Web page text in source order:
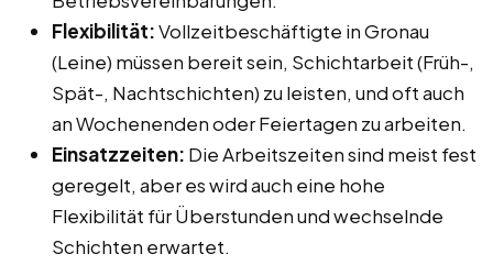
Flexibilität:Vollzeitbeschäftigte in Gronau
(Leine) müssen bereit sein, Schichtarbeit (Früh-,
Spät-, Nachtschichten) zu leisten, und oft auch
an Wochenenden oder Feiertagen zu arbeiten.
Einsatzzeiten: Die Arbeitszeiten sind meist fest
geregelt, aber es wird auch eine hohe
Flexibilität für Überstunden und wechselnde
Schichten erwartet.